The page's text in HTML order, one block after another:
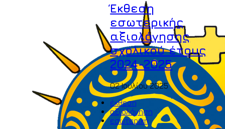
Έκθεση
εσωτερικής
αξιολόγησης
σχολικού έτους
2024-2025
02 Ιουλίου 2025
έκθεση
αξιολόγηση
εσωτερική